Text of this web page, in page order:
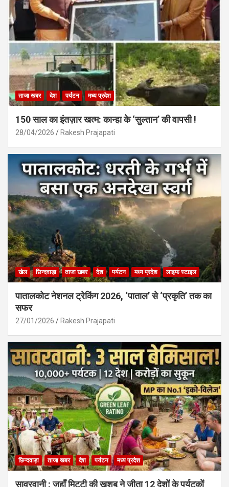
ताजा खबर देश पर्यटन मध्य प्रदेश
150 साल का इंतज़ार खत्म: कान्हा के ‘सुल्तान’ की वापसी !
28/04/2026 Rakesh Prajapati
खेल छिन्दवाड़ा ताजा खबर देश पर्यटन मध्य प्रदेश लाइफ स्टाइल
पातालकोट नेशनल ट्रेकिंग 2026, ‘पाताल’ से ‘प्रकृति’ तक का
सफर
27/01/2026 Rakesh Prajapati
छिन्दवाड़ा ताजा खबर देश पर्यटन मध्य प्रदेश
सावरवानी : जहाँ मिट्टी की खुशबू ने जीता 12 देशों के पर्यटकों